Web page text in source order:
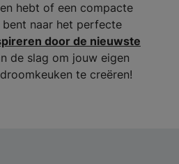
hebt of een compacte
naar het perfecte
door de nieuwste
de slag om jouw eigen
te creëren!